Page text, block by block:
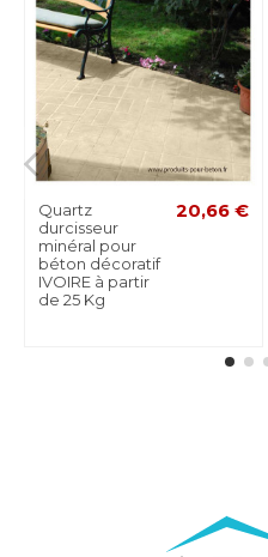
Quartz
durcisseur
minéral pour
béton décoratif
IVOIRE à partir
de 25 Kg
20,66 €